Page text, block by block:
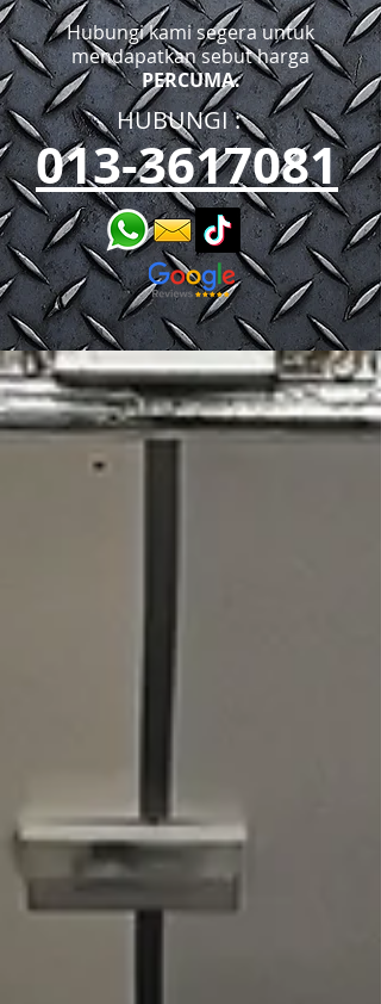
Hubungi kami segera untuk
mendapatkan sebut harga
PERCUMA.
HUBUNGI :​​
013-3617081